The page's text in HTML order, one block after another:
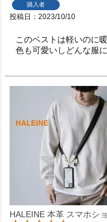
購入者
投稿日 2023/10/10
このベストは軽いのに暖
HALEINE 本革 スマホシ